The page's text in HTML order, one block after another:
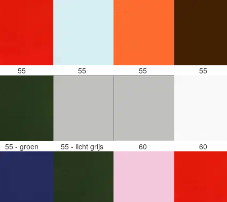
55 55 55 55
55 - groen 55 - licht grijs 60 60